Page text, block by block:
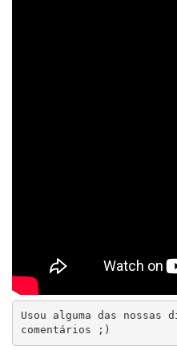
Usou alguma das nossas
comentários ;)